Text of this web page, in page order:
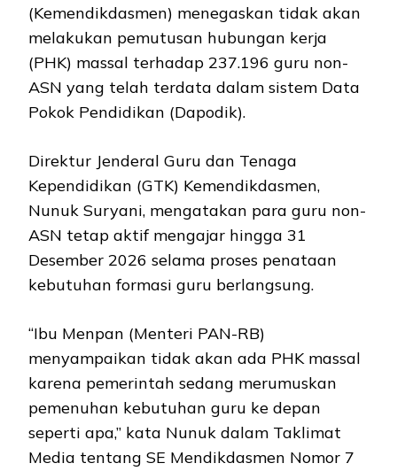
(Kemendikdasmen) menegaskan tidak akan
melakukan pemutusan hubungan kerja
(PHK) massal terhadap 237.196 guru non-
ASN yang telah terdata dalam sistem Data
Pokok Pendidikan (Dapodik).
Direktur Jenderal Guru dan Tenaga
Kependidikan (GTK) Kemendikdasmen,
Nunuk Suryani, mengatakan para guru non-
ASN tetap aktif mengajar hingga 31
Desember 2026 selama proses penataan
kebutuhan formasi guru berlangsung.
“Ibu Menpan (Menteri PAN-RB)
menyampaikan tidak akan ada PHK massal
karena pemerintah sedang merumuskan
pemenuhan kebutuhan guru ke depan
seperti apa,” kata Nunuk dalam Taklimat
Media tentang SE Mendikdasmen Nomor 7